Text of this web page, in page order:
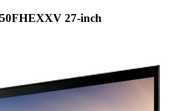
27-inch